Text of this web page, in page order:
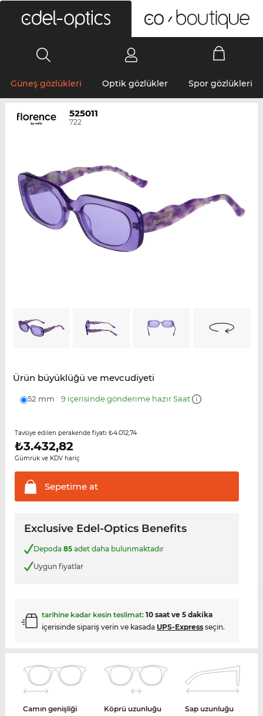
Güneş gözlükleri Optik gözlükler Spor gözlükleri
525011
722
Ürün büyüklüğü ve mevcudiyeti
52 mm 9 içerisinde gönderime hazır Saat
Tavsiye edilen perakende fiyatı ₺4.012,74
₺3.432,82
Gümrük ve KDV hariç
Sepetimeat
Exclusive Edel-Optics Benefits
Depoda 85adet daha bulunmaktadır
Uygun fiyatlar
tarihine kadar kesin teslimat: 10 saat ve 5 dakika
içerisinde sipariş verin ve kasada UPS-Expressseçin.
Camın genişliği
Köprü uzunluğu
Sap uzunluğu